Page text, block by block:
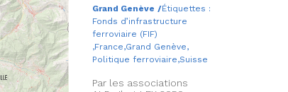
Grand Genève /Étiquettes :
Fonds d’infrastructure
ferroviaire (FIF)
,France,Grand Genève,
Politique ferroviaire,Suisse
Par les associations